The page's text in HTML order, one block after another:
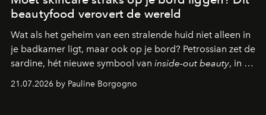
beautyfood verovert de wereld
Wat als het geheim van een stralende huid niet alleen in
je badkamer ligt, maar ook op je bord? Petrossian zet de
sardine, hét nieuwe symbool van inside-out beauty, in de
kijker met twee gastronomische creaties.
21.07.2026 by Pauline Borgogno